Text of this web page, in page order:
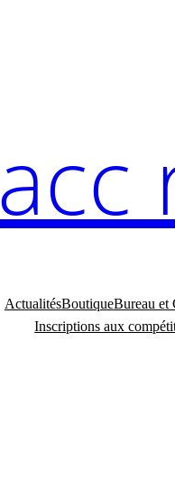
acc
ActualitésBoutiqueBureau et
Inscriptions aux